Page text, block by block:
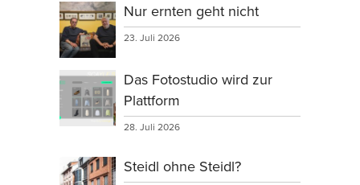
Nur ernten geht nicht
23. Juli 2026
Das Fotostudio wird zur
Plattform
28. Juli 2026
Steidl ohne Steidl?